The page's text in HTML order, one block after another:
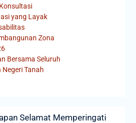
yang Layak
Zona
Bersama Seluruh
Tanah
Selamat Memperingati